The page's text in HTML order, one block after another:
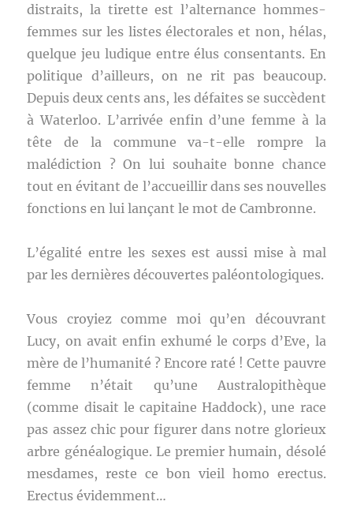
distraits, la tirette est l’alternance hommes-
femmes sur les listes électorales et non, hélas,
quelque jeu ludique entre élus consentants. En
politique d’ailleurs, on ne rit pas beaucoup.
Depuis deux cents ans, les défaites se succèdent
à Waterloo. L’arrivée enfin d’une femme à la
tête de la commune va-t-elle rompre la
malédiction ? On lui souhaite bonne chance
tout en évitant de l’accueillir dans ses nouvelles
fonctions en lui lançant le mot de Cambronne.
L’égalité entre les sexes est aussi mise à mal
par les dernières découvertes paléontologiques.
Vous croyiez comme moi qu’en découvrant
Lucy, on avait enfin exhumé le corps d’Eve, la
mère de l’humanité ? Encore raté ! Cette pauvre
femme n’était qu’une Australopithèque
(comme disait le capitaine Haddock), une race
pas assez chic pour figurer dans notre glorieux
arbre généalogique. Le premier humain, désolé
mesdames, reste ce bon vieil homo erectus.
Erectus évidemment…